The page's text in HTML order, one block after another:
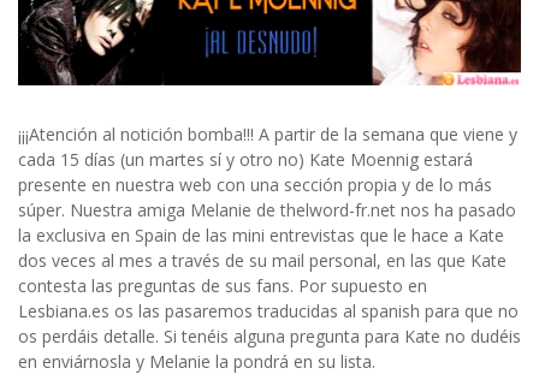
¡¡¡Atención al notición bomba!!! A partir de la semana que viene y
cada 15 días (un martes sí y otro no) Kate Moennig estará
presente en nuestra web con una sección propia y de lo más
súper. Nuestra amiga Melanie de thelword-fr.net nos ha pasado
la exclusiva en Spain de las mini entrevistas que le hace a Kate
dos veces al mes a través de su mail personal, en las que Kate
contesta las preguntas de sus fans. Por supuesto en
Lesbiana.es os las pasaremos traducidas al spanish para que no
os perdáis detalle. Si tenéis alguna pregunta para Kate no dudéis
en enviárnosla y Melanie la pondrá en su lista.